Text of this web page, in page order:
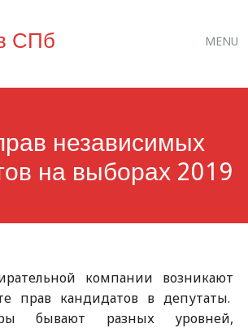
СПб MENU
независимых
на выборах 2019
компании возникают
прав кандидатов в депутаты.
бывают разных уровней,